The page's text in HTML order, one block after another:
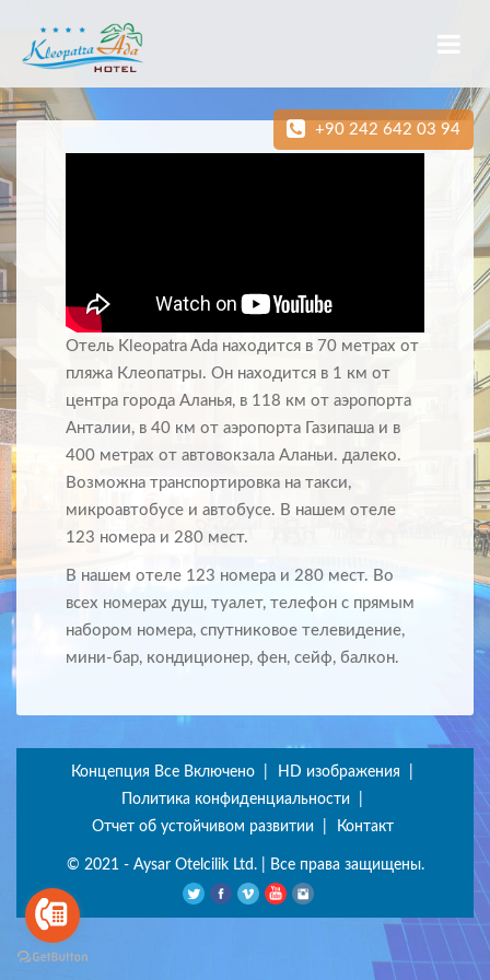
+90 242 642 03 94
Отель Kleopatra Ada находится в 70 метрах от
пляжа Клеопатры. Он находится в 1 км от
центра города Аланья, в 118 км от аэропорта
Анталии, в 40 км от аэропорта Газипаша и в
400 метрах от автовокзала Аланьи. далеко.
Возможна транспортировка на такси,
микроавтобусе и автобусе. В нашем отеле
123 номера и 280 мест.
В нашем отеле 123 номера и 280 мест. Во
всех номерах душ, туалет, телефон с прямым
набором номера, спутниковое телевидение,
мини-бар, кондиционер, фен, сейф, балкон.
Концепция Все Включено
HD изображения
Политика конфиденциальности
Отчет об устойчивом развитии
Контакт
© 2021 - Aysar Otelcilik Ltd. | Все права защищены.